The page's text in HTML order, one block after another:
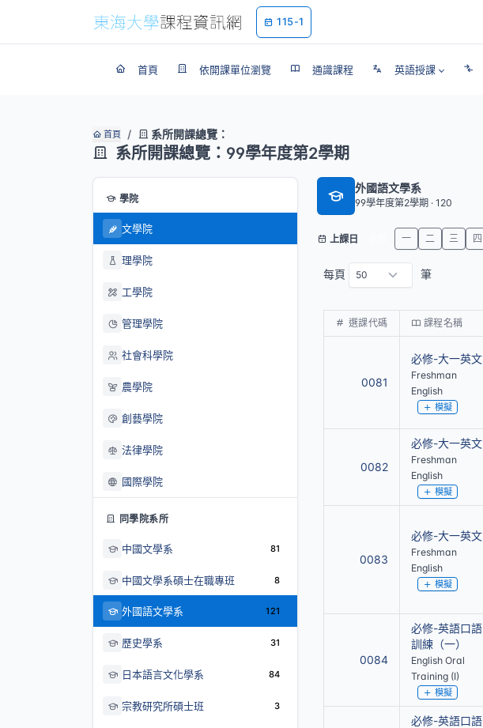
115-1
首頁 依開課單位瀏覽 通識課程 英語授課
首頁 系所開課總覽：
系所開課總覽：99學年度第2學期
學院
文學院
理學院
工學院
管理學院
社會科學院
農學院
創藝學院
法律學院
國際學院
同學院系所
中國文學系 81
中國文學系碩士在職專班 8
外國語文學系 121
歷史學系 31
日本語言文化學系 84
宗教研究所碩士班 3
外國語文學系
99學年度第2學期 · 120
上課日 一 二 三 四
每頁 筆
選課代碼 課程名稱
0081
必修-大一英文
Freshman
English
模擬
0082
必修-大一英文
Freshman
English
模擬
0083
必修-大一英文
Freshman
English
模擬
0084
必修-英語口語
訓練（一）
English Oral
Training (I)
模擬
必修-英語口語